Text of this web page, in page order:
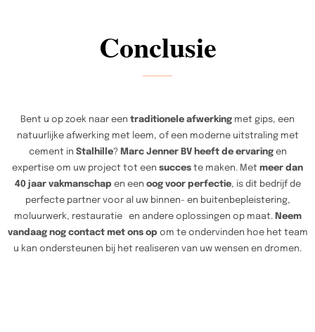
Conclusie
Bent u op zoek naar een traditionele afwerking met gips, een
natuurlijke afwerking met leem, of een moderne uitstraling met
cement in Stalhille? Marc Jenner BV heeft de ervaringen
expertise om uw project tot een succes te maken. Met meer dan
40 jaar vakmanschap en een oog voor perfectie, is dit bedrijf de
perfecte partner voor al uw binnen- en buitenbepleistering,
moluurwerk, restauratie en andere oplossingen op maat. Neem
vandaag nog contact met ons op om te ondervinden hoe het team
u kan ondersteunen bij het realiseren van uw wensen en dromen.